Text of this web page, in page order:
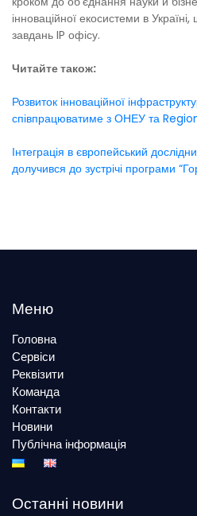
інноваційної екосистеми в
завдань IP офісу.
Читайте також:
Розвиток інноваційної
співпрацюватиме з ОНЕУ та
Інтеграція в європейський
долучився до зустрічі програми
Меню
Головна
Сервіси
Реквізити
Команда
Контакти
Новини
Публічна інформація
Останні новини